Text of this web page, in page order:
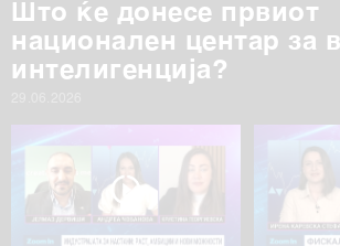
Што ќе донесе првиот
национален центар за
интелигенција?